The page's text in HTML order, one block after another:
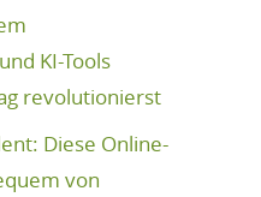
KI-Tools
revolutionierst
Diese Online-
von